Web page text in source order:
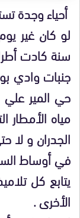
أحياء وجدة
لو كان غير
سنة كادت
جنبات وادي
حي المير
مياه الأمطار
الجدران و لا
في أوساط
يتابع كل
الأخرى .